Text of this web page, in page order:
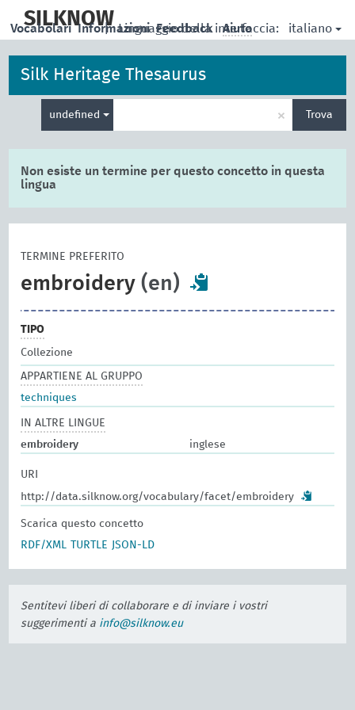
main
SILKNOW
| Linguaggio della interfaccia: italiano
Vocabolari Informazioni Feedback Aiuto
Silk Heritage Thesaurus
undefined
la
× Trova
Non esiste un termine per questo concetto in questa
lingua
TERMINE PREFERITO
embroidery (en)
TIPO
Collezione
APPARTIENE AL GRUPPO
techniques
IN ALTRE LINGUE
embroidery
inglese
URI
http://data.silknow.org/vocabulary/facet/embroidery
Scarica questo concetto
RDF/XML
TURTLE JSON-LD
Sentitevi liberi di collaborare e di inviare i vostri
suggerimenti a info@silknow.eu